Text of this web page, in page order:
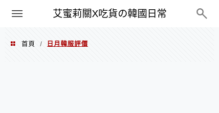
艾蜜莉關X吃貨の韓國日常
PXN
首頁 / 日月韓服評價